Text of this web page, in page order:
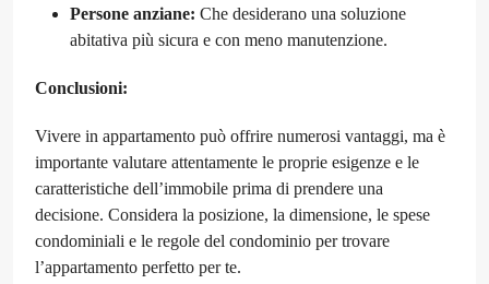
Persone anziane: Che desiderano una soluzione
abitativa più sicura e con meno manutenzione.
Conclusioni:
Vivere in appartamento può offrire numerosi vantaggi, ma è
importante valutare attentamente le proprie esigenze e le
caratteristiche dell’immobile prima di prendere una
decisione. Considera la posizione, la dimensione, le spese
condominiali e le regole del condominio per trovare
l’appartamento perfetto per te.